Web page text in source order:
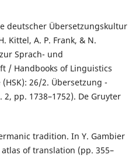
deutscher Übersetzungskultur
Kittel, A. P. Frank, & N.
Sprach- und
/ Handbooks of Linguistics
26/2. Übersetzung -
pp. 1738–1752). De Gruyter
tradition. In Y. Gambier
of translation (pp. 355–